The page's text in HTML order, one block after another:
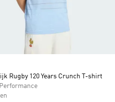
Rugby 120 Years Crunch T-shirt